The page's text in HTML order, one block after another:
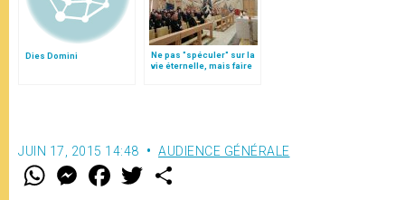
Dies Domini
Ne pas "spéculer" sur la
vie éternelle, mais faire
JUIN 17, 2015 14:48 AUDIENCE GÉNÉRALE
W M
e
F
a w